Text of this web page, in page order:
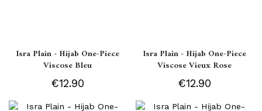
Isra Plain - Hijab One-Piece
Viscose Bleu
€12.90
Isra Plain - Hijab One-Piece
Viscose Vieux Rose
€12.90